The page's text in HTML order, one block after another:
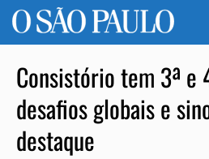
Consistório tem 3ª e
desafios globais e
destaque